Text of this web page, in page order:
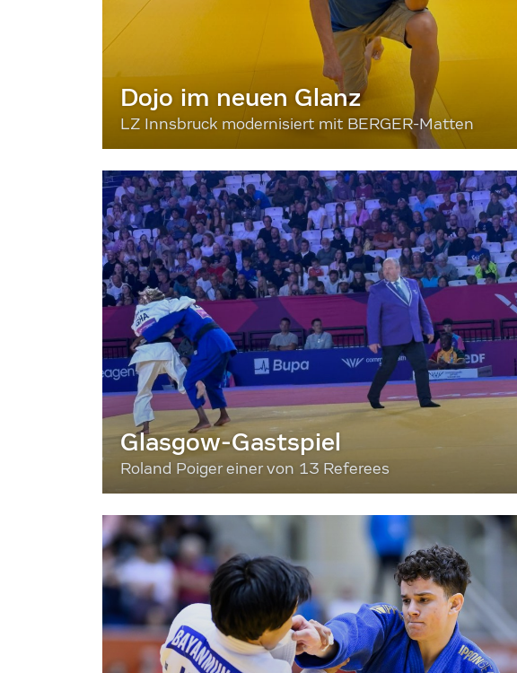
Dojo im neuen Glanz
LZ Innsbruck modernisiert mit BERGER-Matten
Glasgow-Gastspiel
Roland Poiger einer von 13 Referees